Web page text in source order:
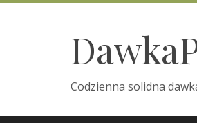
Skip
Codzienna solidna